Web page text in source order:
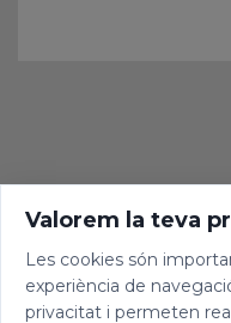
Valorem la teva
Les cookies són
experiència de
privacitat i permeten